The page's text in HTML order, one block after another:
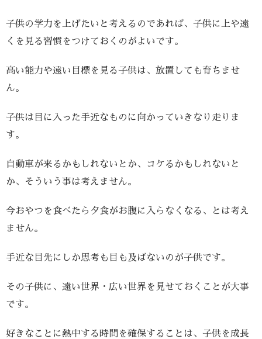
子供の学力を上げたいと考えるのであれば、子供に上や遠
くを見る習慣をつけておくのがよいです。
高い能力や遠い目標を見る子供は、放置しても育ちませ
ん。
子供は目に入った手近なものに向かっていきなり走りま
す。
自動車が来るかもしれないとか、コケるかもしれないと
か、そういう事は考えません。
今おやつを食べたら夕食がお腹に入らなくなる、とは考え
ません。
手近な目先にしか思考も目も及ばないのが子供です。
その子供に、遠い世界・広い世界を見せておくことが大事
です。
好きなことに熱中する時間を確保することは、子供を成長